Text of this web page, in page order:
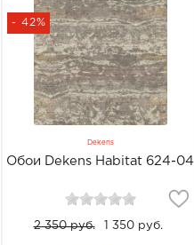
- 42%
Dekens
Обои Dekens Habitat 624-04
2 350 руб. 1 350 руб.